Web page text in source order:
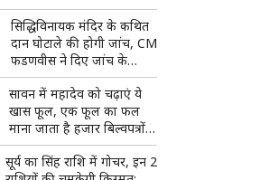
आया एक्टर का नाम
सिद्धिविनायक मंदिर के कथित
दान घोटाले की होगी जांच, CM
फडणवीस ने दिए जांच के
आदेश
सावन में महादेव को चढ़ाएं ये
खास फूल, एक फूल का फल
माना जाता है हजार बिल्वपत्रों
के बराबर
सूर्य का सिंह राशि में गोचर, इन 2